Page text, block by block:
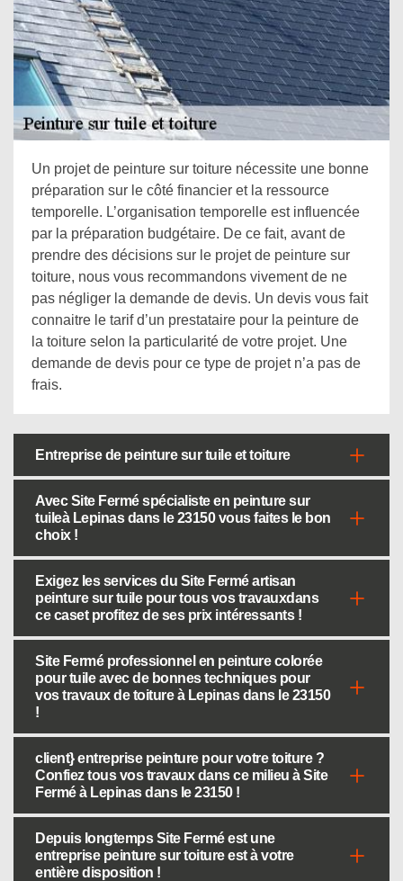
Un projet de peinture sur toiture nécessite une bonne
préparation sur le côté financier et la ressource
temporelle. L’organisation temporelle est influencée
par la préparation budgétaire. De ce fait, avant de
prendre des décisions sur le projet de peinture sur
toiture, nous vous recommandons vivement de ne
pas négliger la demande de devis. Un devis vous fait
connaitre le tarif d’un prestataire pour la peinture de
la toiture selon la particularité de votre projet. Une
demande de devis pour ce type de projet n’a pas de
frais.
Entreprise de peinture sur tuile et toiture
Avec Site Fermé spécialiste en peinture sur
tuileà Lepinas dans le 23150 vous faites le bon
choix !
Exigez les services du Site Fermé artisan
peinture sur tuile pour tous vos travauxdans
ce caset profitez de ses prix intéressants !
Site Fermé professionnel en peinture colorée
pour tuile avec de bonnes techniques pour
vos travaux de toiture à Lepinas dans le 23150
!
client} entreprise peinture pour votre toiture ?
Confiez tous vos travaux dans ce milieu à Site
Fermé à Lepinas dans le 23150 !
Depuis longtemps Site Fermé est une
entreprise peinture sur toiture est à votre
entière disposition !